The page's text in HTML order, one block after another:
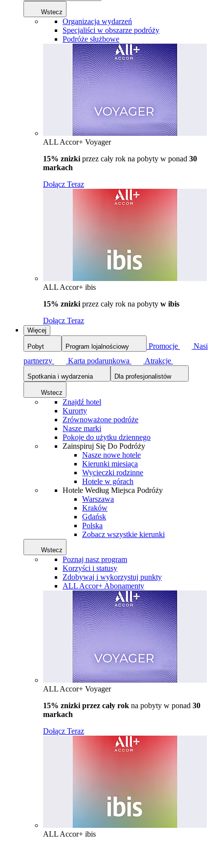
Wstecz
Organizacja wydarzeń
Specjaliści w obszarze podróży
Podróże służbowe
ALL Accor+ Voyager
15% znizki przez cały rok na pobyty w ponad 30
markach
Dołącz Teraz
ALL Accor+ ibis
15% znizki przez cały rok na pobyty w ibis
Dołącz Teraz
Więcej
Pobyt Program lojalnościowy Promocje
Nasi
partnerzy
Karta podarunkowa Atrakcje
Spotkania i wydarzenia Dla profesjonalistów
Wstecz
Znajdź hotel
Kurorty
Zrównoważone podróże
Nasze marki
Pokoje do użytku dziennego
Zainspiruj Się Do Podróży
Nasze nowe hotele
Kierunki miesiąca
Wycieczki rodzinne
Hotele w górach
Hotele Według Miejsca Podróży
Warszawa
Kraków
Gdańsk
Polska
Zobacz wszystkie kierunki
Wstecz
Poznaj nasz program
Korzyści i statusy
Zdobywaj i wykorzystuj punkty
ALL Accor+ Abonamenty
ALL Accor+ Voyager
15% znizki przez cały rok na pobyty w ponad 30
markach
Dołącz Teraz
ALL Accor+ ibis